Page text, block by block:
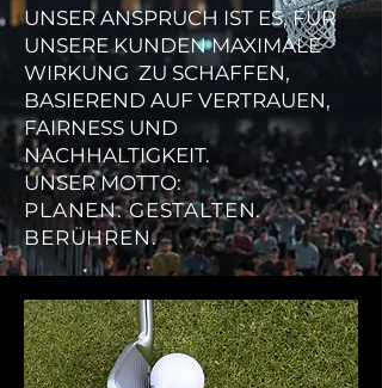
UNSER ANSPRUCH IST ES, FÜR
UNSERE KUNDEN MAXIMALE
WIRKUNG ZU SCHAFFEN,
BASIEREND AUF VERTRAUEN,
FAIRNESS UND
NACHHALTIGKEIT.
UNSER MOTTO:
PLANEN. GESTALTEN.
BERÜHREN.